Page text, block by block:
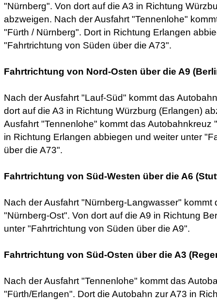
"Nürnberg". Von dort auf die A3 in Richtung
abzweigen. Nach der Ausfahrt "Tennenlohe"
"Fürth / Nürnberg". Dort in Richtung Erlangen
"Fahrtrichtung von Süden über die A73".
Fahrtrichtung von Nord-Osten über die A9
Nach der Ausfahrt "Lauf-Süd" kommt das
dort auf die A3 in Richtung Würzburg (Erlangen)
Ausfahrt "Tennenlohe" kommt das Autobahnkreuz
in Richtung Erlangen abbiegen und weiter unter
über die A73".
Fahrtrichtung von Süd-Westen über die A6
Nach der Ausfahrt "Nürnberg-Langwasser" kommt
"Nürnberg-Ost". Von dort auf die A9 in Richtung
unter "Fahrtrichtung von Süden über die A9".
Fahrtrichtung von Süd-Osten über die A3
Nach der Ausfahrt "Tennenlohe" kommt das
"Fürth/Erlangen". Dort die Autobahn zur A73 in